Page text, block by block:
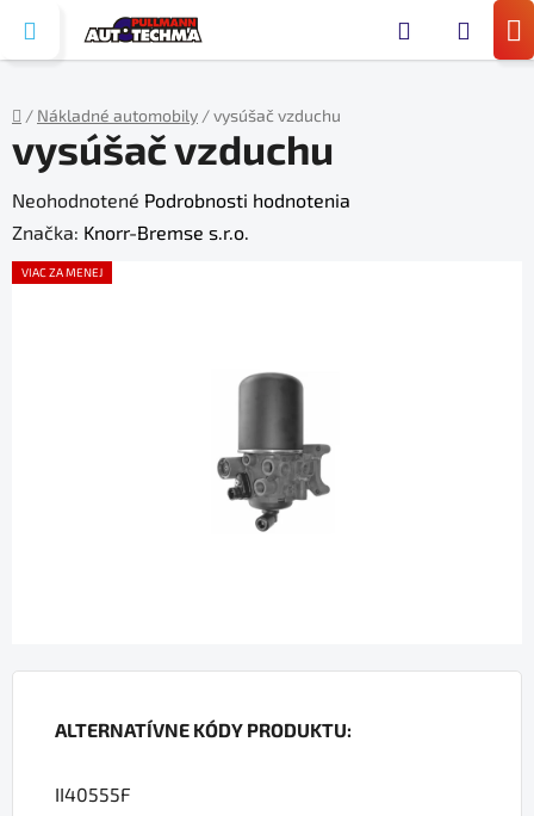
obsah
Domov
/ Nákladné automobily /vysúšač vzduchu
ALTERNATÍVNE KÓDY PRODUKTU:
II40555F
vysúšač vzduchu
Priemerné
hodnotenie
produktu
Neohodnotené Podrobnosti hodnotenia
Značka: Knorr-Bremse s.r.o.
VIAC ZA MENEJ